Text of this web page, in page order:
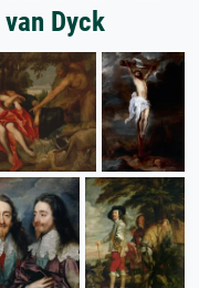
Dyck